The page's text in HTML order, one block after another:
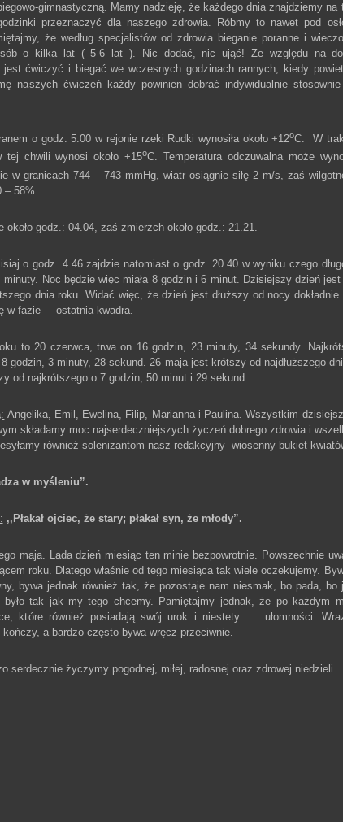
gimnastyczną. Mamy nadzieję, że każdego dnia znajdziemy na
przeznaczyć dla naszego zdrowia. Róbmy to nawet pod
że według specjalistów od zdrowia bieganie poranne i
o kilka lat ( 5-6 lat ). Nic dodać, nic ująć! Ze względu na
ćwiczyć i biegać we wczesnych godzinach rannych, kiedy
naszych ćwiczeń każdy powinien dobrać indywidualnie
o godz. 5.00 w rejonie rzeki Rudki wynosiła około +12oC. W
tej chwili wynosi około +15oC. Temperatura odczuwalna może
w granicach 744 – 743 mmHg, wiatr osiągnie siłę 2 m/s, zaś
58%.
godz.: 04.04, zaś zmierzch około godz.: 21.21.
o godz. 4.46 zajdzie natomiast o godz. 20.40 w wyniku czego
minuty. Noc będzie więc miała 8 godzin i 6 minut. Dzisiejszy dzień
dnia roku. Widać więc, że dzień jest dłuższy od nocy dokładnie
w fazie – ostatnia kwadra.
to 20 czerwca, trwa on 16 godzin, 23 minuty, 34 sekundy.
godzin, 3 minuty, 28 sekund. 26 maja jest krótszy od najdłuższego
od najkrótszego o 7 godzin, 50 minut i 29 sekund.
Angelika, Emil, Ewelina, Filip, Marianna i Paulina. Wszystkim
składamy moc najserdeczniejszych życzeń dobrego zdrowia i
również solenizantom nasz redakcyjny wiosenny bukiet
w myśleniu”.
,,Płakał ojciec, że stary; płakał syn, że młody”.
maja. Lada dzień miesiąc ten minie bezpowrotnie. Powszechnie
roku. Dlatego właśnie od tego miesiąca tak wiele oczekujemy.
bywa jednak również tak, że pozostaje nam niesmak, bo pada, bo
tak jak my tego chcemy. Pamiętajmy jednak, że po każdym
które również posiadają swój urok i niestety …. ułomności.
a bardzo często bywa wręcz przeciwnie.
życzymy pogodnej, miłej, radosnej oraz zdrowej niedzieli.